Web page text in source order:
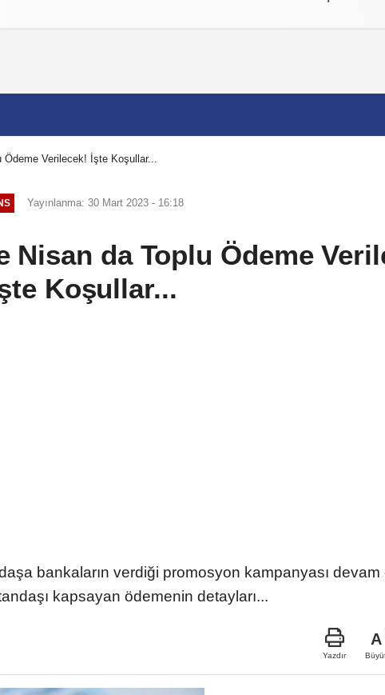
Ödeme Verilecek! İşte Koşullar...
Yayınlanma: 30 Mart 2023 - 16:18
Nisan da Toplu Ödeme
Koşullar...
bankaların verdiği promosyon kampanyası devam
kapsayan ödemenin detayları...
Yazdır
A